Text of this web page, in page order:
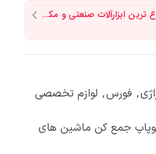
, فورس, لوازم تخصصی
جمع کن ماشین های